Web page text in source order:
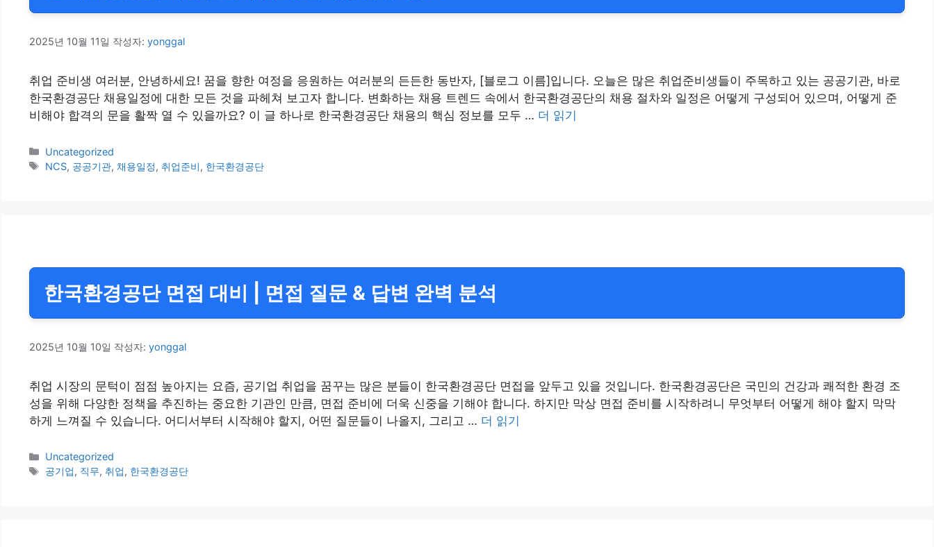
2025년 10월 11일 작성자: yonggal
취업 준비생 여러분, 안녕하세요! 꿈을 향한 여정을 응원하는 여러분의 든든한 동반자, [블로그 이름]입니다. 오늘은 많은 취업준비생들이 주목하고 있는 공공기관, 바로
한국환경공단 채용일정에 대한 모든 것을 파헤쳐 보고자 합니다. 변화하는 채용 트렌드 속에서 한국환경공단의 채용 절차와 일정은 어떻게 구성되어 있으며, 어떻게 준
비해야 합격의 문을 활짝 열 수 있을까요? 이 글 하나로 한국환경공단 채용의 핵심 정보를 모두 … 더 읽기
카
테
Uncategorized
태
NCS, 공공기관, 채용일정, 취업준비, 한국환경공단
한국환경공단 면접 대비 | 면접 질문 & 답변 완벽 분석
2025년 10월 10일 작성자: yonggal
취업 시장의 문턱이 점점 높아지는 요즘, 공기업 취업을 꿈꾸는 많은 분들이 한국환경공단 면접을 앞두고 있을 것입니다. 한국환경공단은 국민의 건강과 쾌적한 환경 조
성을 위해 다양한 정책을 추진하는 중요한 기관인 만큼, 면접 준비에 더욱 신중을 기해야 합니다. 하지만 막상 면접 준비를 시작하려니 무엇부터 어떻게 해야 할지 막막
하게 느껴질 수 있습니다. 어디서부터 시작해야 할지, 어떤 질문들이 나올지, 그리고 … 더 읽기
카
테
Uncategorized
태
공기업, 직무, 취업, 한국환경공단